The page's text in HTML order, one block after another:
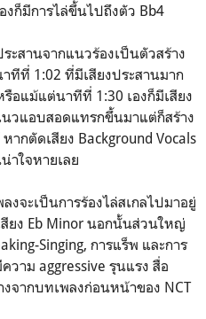
งก็มีการไล่ขึ้นไปถึงตัว Bb4
ะสานจากแนวร้องเป็นตัวสร้าง
ทีที่ 1:02 ที่มีเสียงประสานมาก
อแม้แต่นาทีที่ 1:30 เองก็มีเสียง
วแอบสอดแทรกขึ้นมาแต่ก็สร้าง
ากตัดเสียง Background Vocals
าใจหายเลย
งจะเป็นการร้องไล่สเกลไปมาอยู่
ยง Eb Minor นอกนั้นส่วนใหญ่
Singing, การแร็พ และการ
วาม aggressive รุนแรง สื่อ
จากบทเพลงก่อนหน้าของ NCT